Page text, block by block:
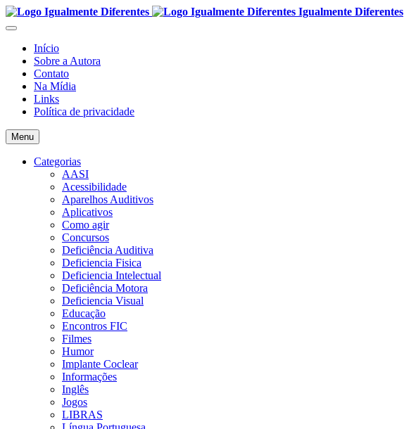
Igualmente Diferentes
Início
Sobre a Autora
Contato
Na Mídia
Links
Política de privacidade
Menu
Categorias
AASI
Acessibilidade
Aparelhos Auditivos
Aplicativos
Como agir
Concursos
Deficiência Auditiva
Deficiencia Fisica
Deficiencia Intelectual
Deficiência Motora
Deficiencia Visual
Educação
Encontros FIC
Filmes
Humor
Implante Coclear
Informações
Inglês
Jogos
LIBRAS